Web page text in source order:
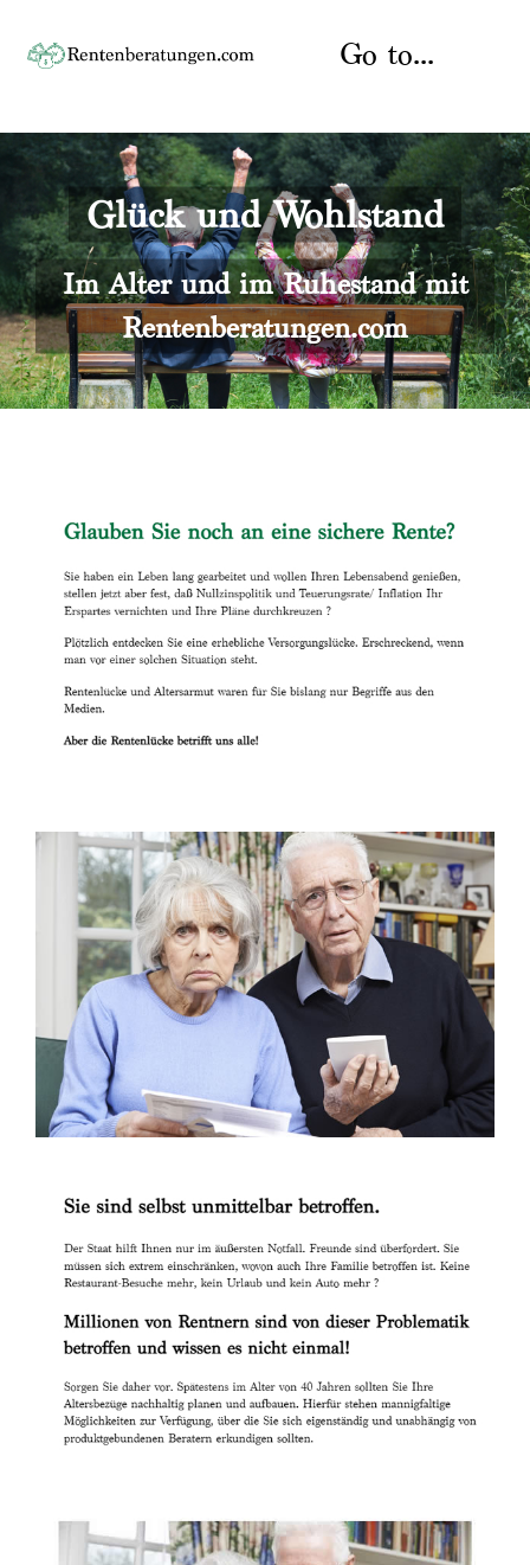
content
Go to...
Startseite
Rente
Rentenberater
Rentenversicherung
Versicherungsberatung
Über uns
Kontakt
Glück und Wohlstand
Im Alter und im Ruhestand mit
Rentenberatungen.com